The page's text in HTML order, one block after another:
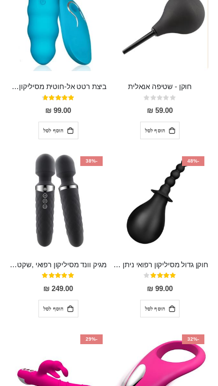
חוקן - שטיפה אנאלית
Rating:
0%
59.00 ₪
הוסף לסל
ביצת רטט אל-חוטית מסיליקון רפואי בגודל של 8 ס"מ ורוחב 3 ס"מ בעלת 20 מהירויות שונות "ENKI"
דירוג:
93%
99.00 ₪
הוסף לסל
-48%
חוקן גדול מסיליקון רפואי ניתן לשימוש גם כפלאג וגם כחרוזים אנאלים
דירוג:
80%
99.00 ₪
הוסף לסל
-38%
מגיק וונד מסיליקון רפואי ,שקט במיוחד, נטען בעל 10 מהירויות שונות "Erna"
דירוג:
100%
249.00 ₪
הוסף לסל
-32%
-29%